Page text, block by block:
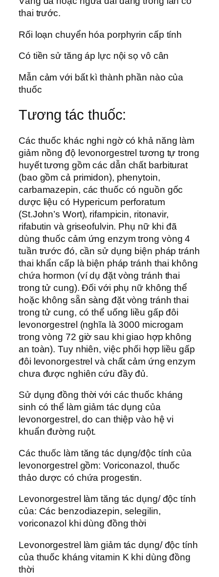
thai trước.
Rối loạn chuyển hóa porphyrin cấp tính
Có tiền sử tăng áp lực nội sọ vô cân
Mẫn cảm với bất kì thành phần nào của
thuốc
Tương tác thuốc:
Các thuốc khác nghi ngờ có khả năng làm
giảm nồng độ levonorgestrel tương tự trong
huyết tương gồm các dẫn chất barbiturat
(bao gồm cả primidon), phenytoin,
carbamazepin, các thuốc có nguồn gốc
dược liệu có Hypericum perforatum
(St.John’s Wort), rifampicin, ritonavir,
rifabutin và griseofulvin. Phụ nữ khi đã
dùng thuốc cảm ứng enzym trong vòng 4
tuần trước đó, cần sử dụng biện pháp tránh
thai khẩn cấp là biện pháp tránh thai không
chứa hormon (ví dụ đặt vòng tránh thai
trong tử cung). Đối với phụ nữ không thể
hoặc không sẵn sàng đặt vòng tránh thai
trong tử cung, có thể uống liều gấp đôi
levonorgestrel (nghĩa là 3000 microgam
trong vòng 72 giờ sau khi giao hợp không
an toàn). Tuy nhiên, việc phối hợp liều gấp
đôi levonorgestrel và chất cảm ứng enzym
chưa được nghiên cứu đầy đủ.
Sử dụng đồng thời với các thuốc kháng
sinh có thể làm giảm tác dụng của
levonorgestrel, do can thiệp vào hệ vi
khuẩn đường ruột.
Các thuốc làm tăng tác dụng/độc tính của
levonorgestrel gồm: Voriconazol, thuốc
thảo dược có chứa progestin.
Levonorgestrel làm tăng tác dụng/ độc tính
của: Các benzodiazepin, selegilin,
voriconazol khi dùng đồng thời
Levonorgestrel làm giảm tác dụng/ độc tính
của thuốc kháng vitamin K khi dùng đồng
thời